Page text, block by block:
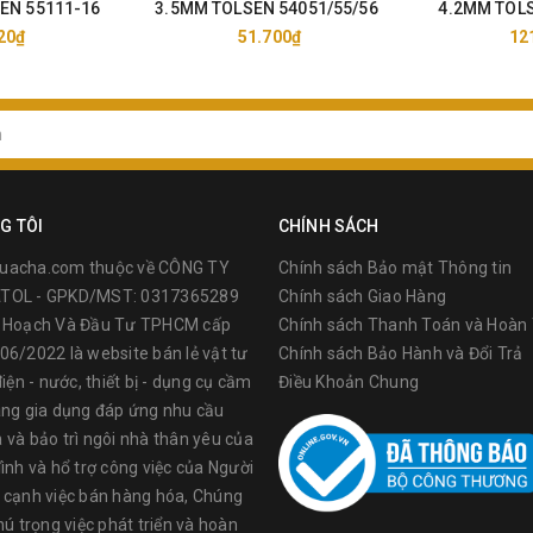
55111-16
3.5MM TOLSEN 54051/55/56
51.700₫
4.2MM
TÔI
thuộc về CÔNG TY
- GPKD/MST: 0317365289
Hoạch Và Đầu Tư TPHCM cấp
2022 là website bán lẻ vật tư
- nước, thiết bị - dụng cụ cầm
gia dụng đáp ứng nhu cầu
và bảo trì ngôi nhà thân yêu của
và hổ trợ công việc của Người
việc bán hàng hóa, Chúng
trọng việc phát triển và hoàn
CHÍNH SÁCH
Chính sách Bảo mật Thông tin
Chính sách Giao Hàng
Chính sách Thanh Toán và Hoàn
Chính sách Bảo Hành và Đổi Trả
Điều Khoản Chung